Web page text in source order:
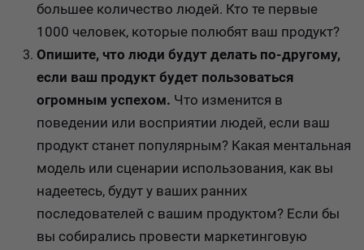
большее количество людей. Кто те первые
1000 человек, которые полюбят ваш продукт?
Опишите, что люди будут делать по-другому,
если ваш продукт будет пользоваться
огромным успехом. Что изменится в
поведении или восприятии людей, если ваш
продукт станет популярным? Какая ментальная
модель или сценарии использования, как вы
надеетесь, будут у ваших ранних
последователей с вашим продуктом? Если бы
вы собирались провести маркетинговую